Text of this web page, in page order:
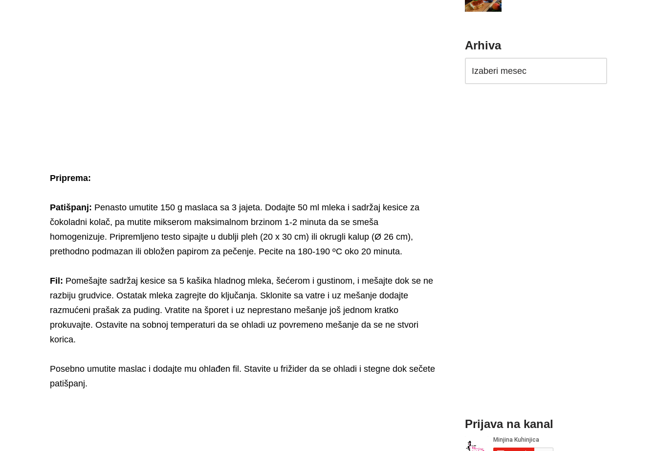
Priprema:
Patišpanj: Penasto umutite 150 g maslaca sa 3 jajeta. Dodajte 50 ml mleka i sadržaj kesice za
čokoladni kolač, pa mutite mikserom maksimalnom brzinom 1-2 minuta da se smeša
homogenizuje. Pripremljeno testo sipajte u dublji pleh (20 x 30 cm) ili okrugli kalup (Ø 26 cm),
prethodno podmazan ili obložen papirom za pečenje. Pecite na 180-190 ºC oko 20 minuta.
Fil: Pomešajte sadržaj kesice sa 5 kašika hladnog mleka, šećerom i gustinom, i mešajte dok se ne
razbiju grudvice. Ostatak mleka zagrejte do ključanja. Sklonite sa vatre i uz mešanje dodajte
razmućeni prašak za puding. Vratite na šporet i uz neprestano mešanje još jednom kratko
prokuvajte. Ostavite na sobnoj temperaturi da se ohladi uz povremeno mešanje da se ne stvori
korica.
Posebno umutite maslac i dodajte mu ohlađen fil. Stavite u frižider da se ohladi i stegne dok sečete
patišpanj.
Arhiva
Prijava na kanal